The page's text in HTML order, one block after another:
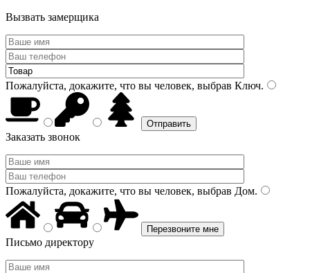
Вызвать замерщика
Пожалуйста, докажите, что вы человек, выбрав Ключ.
Заказать звонок
Пожалуйста, докажите, что вы человек, выбрав Дом.
Письмо директору